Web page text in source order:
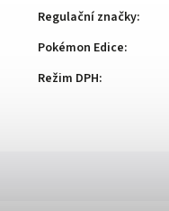
Regulační značky:
Pokémon Edice:
Režim DPH: